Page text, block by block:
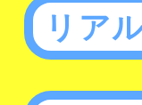
リア